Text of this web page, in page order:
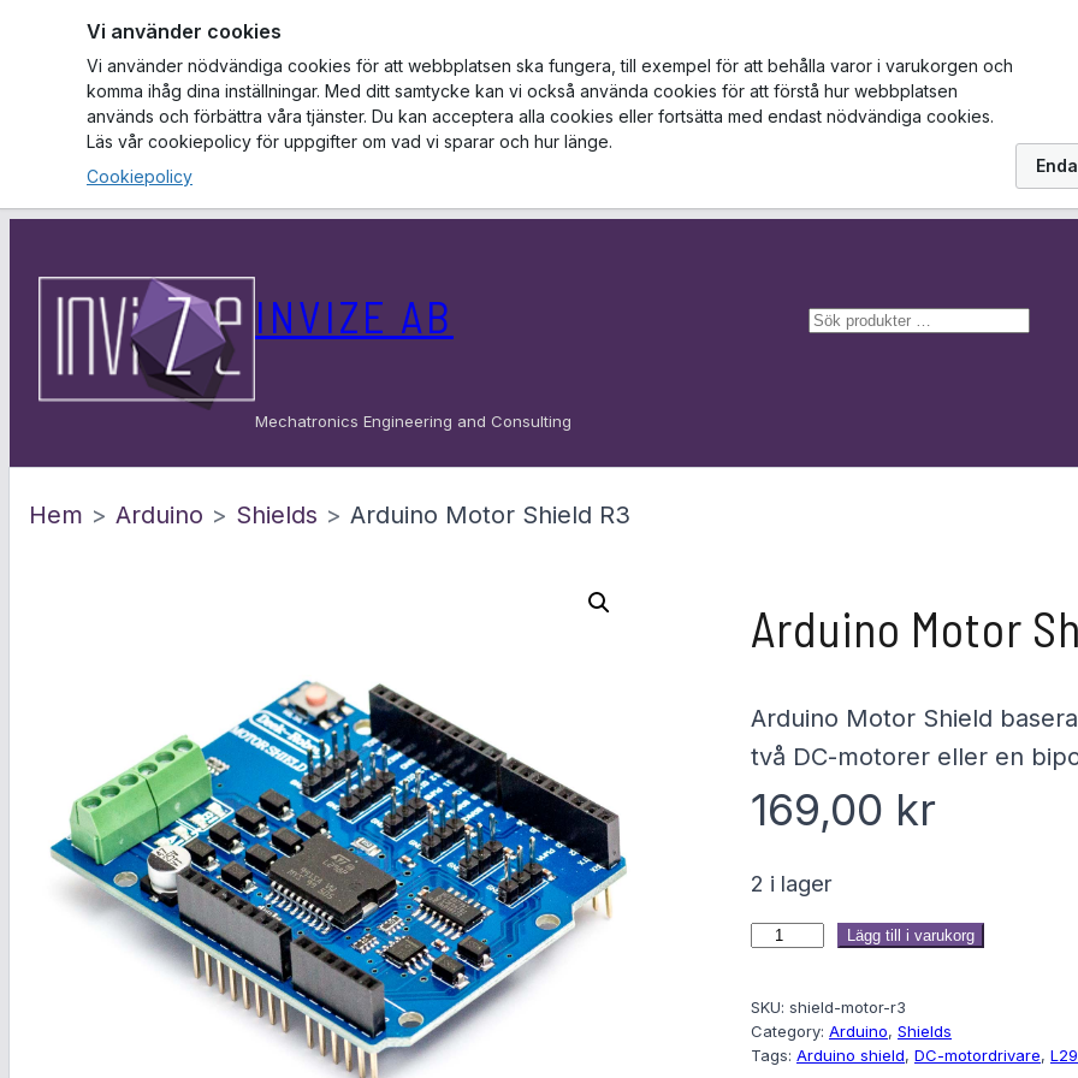
Vi använder cookies
Vi använder nödvändiga cookies för att webbplatsen ska fungera, till exempel för att behålla varor i varukorgen och
komma ihåg dina inställningar. Med ditt samtycke kan vi också använda cookies för att förstå hur webbplatsen
används och förbättra våra tjänster. Du kan acceptera alla cookies eller fortsätta med endast nödvändiga cookies.
Läs vår cookiepolicy för uppgifter om vad vi sparar och hur länge.
Cookiepolicy
INVIZE AB
Mechatronics Engineering and Consulting
S
Hem > Arduino > Shields > Arduino Motor Shield R3
Arduino Motor
Arduino Motor Shield
två DC-motorer eller en
169,00 kr
2 i lager
A
d
u
Lägg till i varukorg
SKU: shield-motor-r3
Category: Arduino, Shields
Tags: Arduino shield, DC-motordrivare,